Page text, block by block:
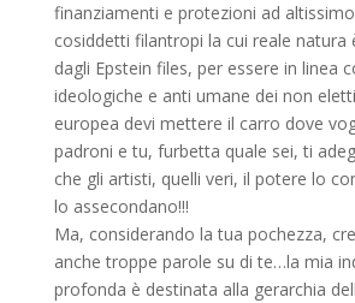
finanziamenti e protezioni ad
cosiddetti filantropi la cui reale natura
dagli Epstein files, per essere in linea
ideologiche e anti umane dei non eletti
europea devi mettere il carro dove
padroni e tu, furbetta quale sei, ti
che gli artisti, quelli veri, il potere lo
lo assecondano!!!
Ma, considerando la tua pochezza,
anche troppe parole su di te…la mia
profonda è destinata alla gerarchia